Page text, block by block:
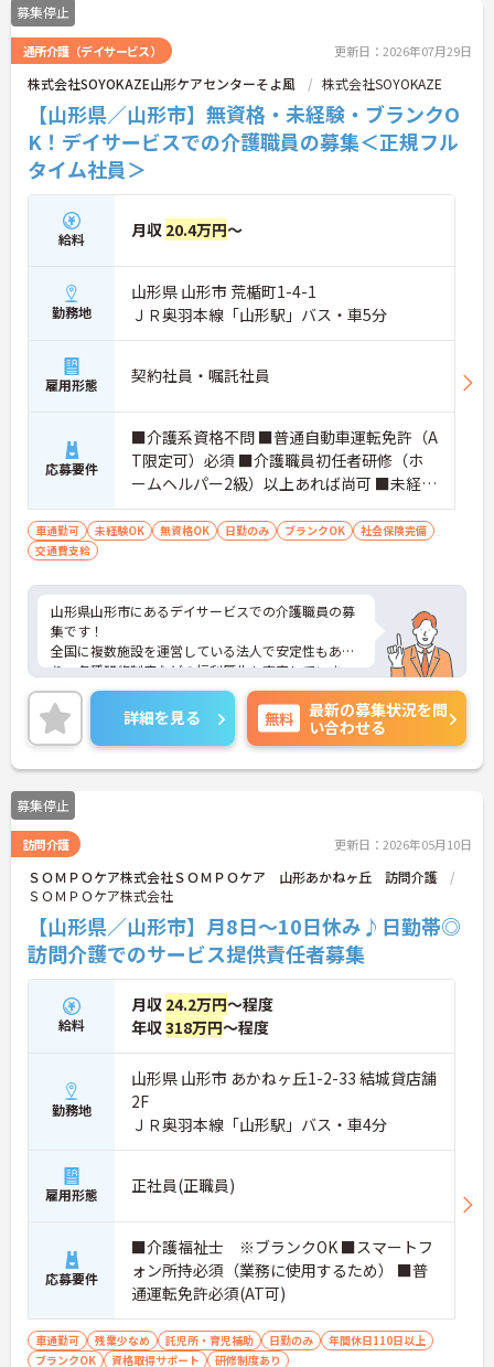
募集停止
通所介護（デイサービス） 更新日：2026年07月29日
株式会社SOYOKAZE山形ケアセンターそよ風 株式会社SOYOKAZE
【山形県／山形市】無資格・未経験・ブランクO
K！デイサービスでの介護職員の募集＜正規フル
タイム社員＞
給料 月収 20.4万円～
勤務地
山形県 山形市 荒楯町1-4-1
ＪＲ奥羽本線「山形駅」バス・車5分
雇用形態 契約社員・嘱託社員
応募要件
■介護系資格不問 ■普通自動車運転免許（A
T限定可）必須 ■介護職員初任者研修（ホ
ームヘルパー2級）以上あれば尚可 ■未経験
OK ■ブランクOK
車通勤可 未経験OK 無資格OK 日勤のみ ブランクOK
社会保険完備
交通費支給
山形県山形市にあるデイサービスでの介護職員の募
集です！
全国に複数施設を運営している法人で安定性もあ
り、各種研修制度などの福利厚生も充実していま
す。
日勤のお仕事なのでプライベートと両立がしやすく
育児中の方にもおすすめの求人です。
ご興味のある方には、面接対策ポイントなど、さら
に詳細をお話しいたしますのでお気軽にご相談くだ
さい！
詳細を見る 無料
最新の募集状況を問
い合わせる
募集停止
訪問介護 更新日：2026年05月10日
ＳＯＭＰＯケア株式会社ＳＯＭＰＯケア 山形あかねヶ丘 訪問介護
ＳＯＭＰＯケア株式会社
【山形県／山形市】月8日～10日休み♪日勤帯◎
訪問介護でのサービス提供責任者募集
給料
月収 24.2万円～程度
年収318万円～程度
勤務地
山形県 山形市 あかねヶ丘1-2-33 結城貸店舗
2F
ＪＲ奥羽本線「山形駅」バス・車4分
雇用形態 正社員(正職員)
応募要件
■介護福祉士 ※ブランクOK ■スマートフ
ォン所持必須（業務に使用するため） ■普
通運転免許必須(AT可)
車通勤可 残業少なめ 託児所・育児補助 日勤のみ
年間休日110日以上
ブランクOK
資格取得サポート 研修制度あり